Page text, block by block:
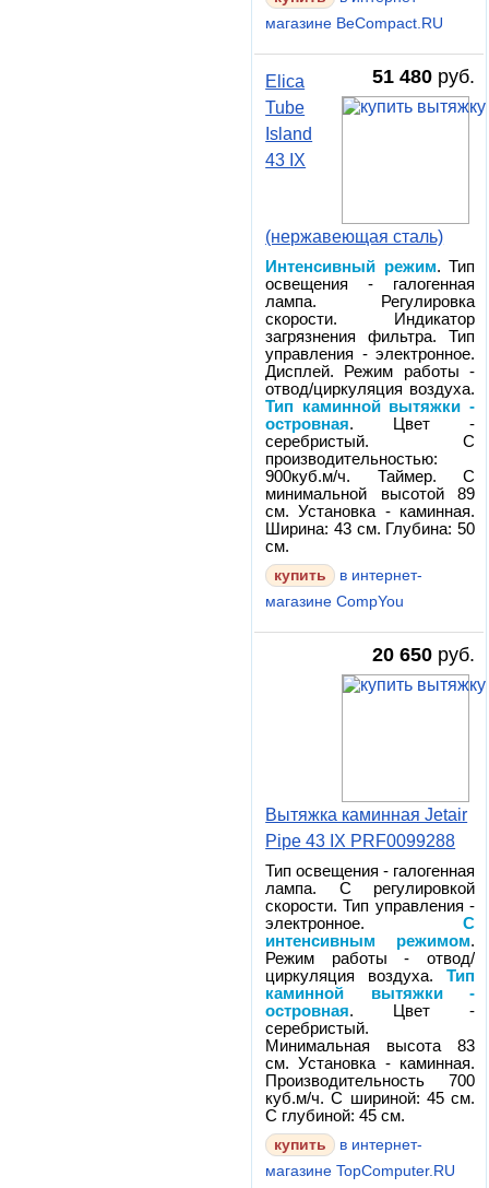
магазине BeCompact.RU
51 480 руб.
Elica
Tube
Island
43 IX
(нержавеющая сталь)
Интенсивный режим. Тип
освещения - галогенная
лампа. Регулировка
скорости. Индикатор
загрязнения фильтра. Тип
управления - электронное.
Дисплей. Режим работы -
отвод/циркуляция воздуха.
Тип каминной вытяжки -
островная. Цвет -
серебристый. С
производительностью:
900куб.м/ч. Таймер. С
минимальной высотой 89
см. Установка - каминная.
Ширина: 43 см. Глубина: 50
см.
в интернет-
магазине CompYou
20 650 руб.
Вытяжка каминная Jetair
Pipe 43 IX PRF0099288
Тип освещения - галогенная
лампа. С регулировкой
скорости. Тип управления -
электронное.С
интенсивным режимом.
Режим работы - отвод/
циркуляция воздуха.Тип
каминной вытяжки -
островная. Цвет -
серебристый.
Минимальная высота 83
см. Установка - каминная.
Производительность 700
куб.м/ч. С шириной: 45 см.
С глубиной: 45 см.
в интернет-
магазине TopComputer.RU